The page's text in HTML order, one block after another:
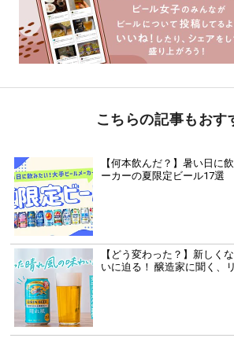
こちらの記事もおす
【何本飲んだ？】暑い日に
ーカーの夏限定ビール17選
【どう変わった？】新しく
いに迫る！ 醸造家に聞く、リ